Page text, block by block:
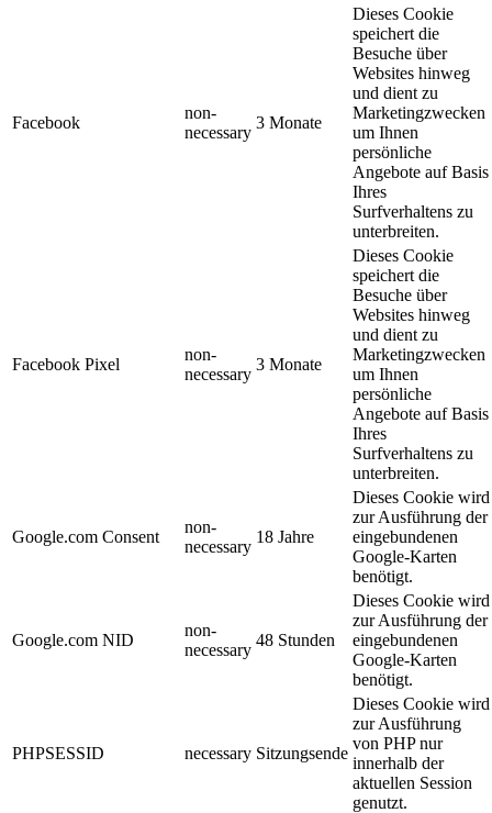
Facebook
non-
necessary
3 Monate
Dieses Cookie
speichert die
Besuche über
Websites hinweg
und dient zu
Marketingzwecken
um Ihnen
persönliche
Angebote auf Basis
Ihres
Surfverhaltens zu
unterbreiten.
Facebook Pixel
non-
necessary
3 Monate
Dieses Cookie
speichert die
Besuche über
Websites hinweg
und dient zu
Marketingzwecken
um Ihnen
persönliche
Angebote auf Basis
Ihres
Surfverhaltens zu
unterbreiten.
Google.com Consent
non-
necessary
18 Jahre
Dieses Cookie wird
zur Ausführung der
eingebundenen
Google-Karten
benötigt.
Google.com NID
non-
necessary
48 Stunden
Dieses Cookie wird
zur Ausführung der
eingebundenen
Google-Karten
benötigt.
PHPSESSID necessary Sitzungsende
Dieses Cookie wird
zur Ausführung
von PHP nur
innerhalb der
aktuellen Session
genutzt.